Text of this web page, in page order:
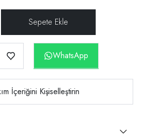
WhatsApp
İçeriğini Kişiselleştirin